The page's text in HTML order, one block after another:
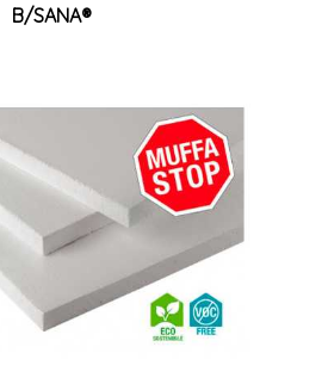
B/SANA®